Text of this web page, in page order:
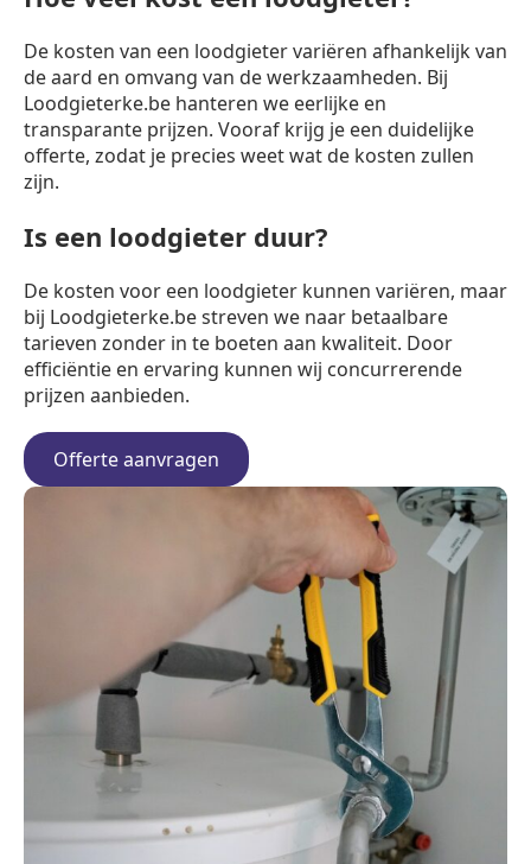
De kosten van een loodgieter variëren afhankelijk van
de aard en omvang van de werkzaamheden. Bij
Loodgieterke.be hanteren we eerlijke en
transparante prijzen. Vooraf krijg je een duidelijke
offerte, zodat je precies weet wat de kosten zullen
zijn.
Is een loodgieter duur?
De kosten voor een loodgieter kunnen variëren, maar
bij Loodgieterke.be streven we naar betaalbare
tarieven zonder in te boeten aan kwaliteit. Door
efficiëntie en ervaring kunnen wij concurrerende
prijzen aanbieden.
Offerte aanvragen